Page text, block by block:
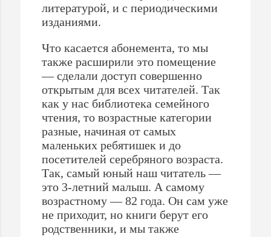
литературой, и с периодическими
изданиями.
Что касается абонемента, то мы
также расширили это помещение
— сделали доступ совершенно
открытым для всех читателей. Так
как у нас библиотека семейного
чтения, то возрастные категории
разные, начиная от самых
маленьких ребятишек и до
посетителей серебряного возраста.
Так, самый юный наш читатель —
это 3-летний малыш. А самому
возрастному — 82 года. Он сам уже
не приходит, но книги берут его
родственники, и мы также